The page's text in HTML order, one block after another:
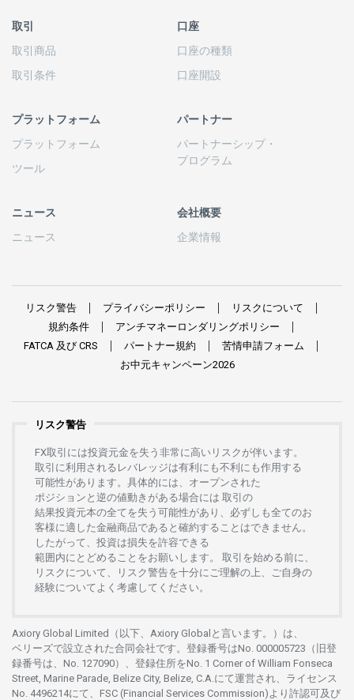
取引
取引商品
取引条件
口座
口座の種類
口座開設
プラットフォーム
プラットフォーム
ツール
パートナー
パートナーシップ・
プログラム
ニュース
ニュース
会社概要
企業情報
リスク警告 プライバシーポリシー
リスクについて
規約条件
アンチマネーロンダリングポリシー
FATCA 及び CRS パートナー規約 苦情申請フォーム
お中元キャンペーン2026
リスク警告
FX取引には投資元金を失う 非常に高い リスクが伴います。
取引に利用さ れる レバレッジは有利にも不利にも作用する
可能性があります。 具体的には、 オープンさ れた
ポジションと 逆の値動きがある場合には 取引の
結果投資元本の全てを失う 可能性があり、 必ずしも全てのお
客様に適した金融商品であると 確約することはできません。
したがって、 投資は損失を許容できる
範囲内にとどめることをお願いします 。 取引を始める前に、
リスクについて、
リスク警告を十分に ご理解の 上、 ご自身の
経験について よく 考慮してください。
Axiory Global Limited（以下、Axiory Globalと言います。）は、
ベリーズで設立さ れた合同会社です。 登録番号はNo. 000005723（旧登
録番号は、No. 127090）、 登録住所をNo. 1 Corner of William Fonseca
Street, Marine Parade, Belize City, Belize, C.A.にて運営さ れ、 ライセンス
No. 4496214にて、FSC (Financial Services Commission)より 許認可及び